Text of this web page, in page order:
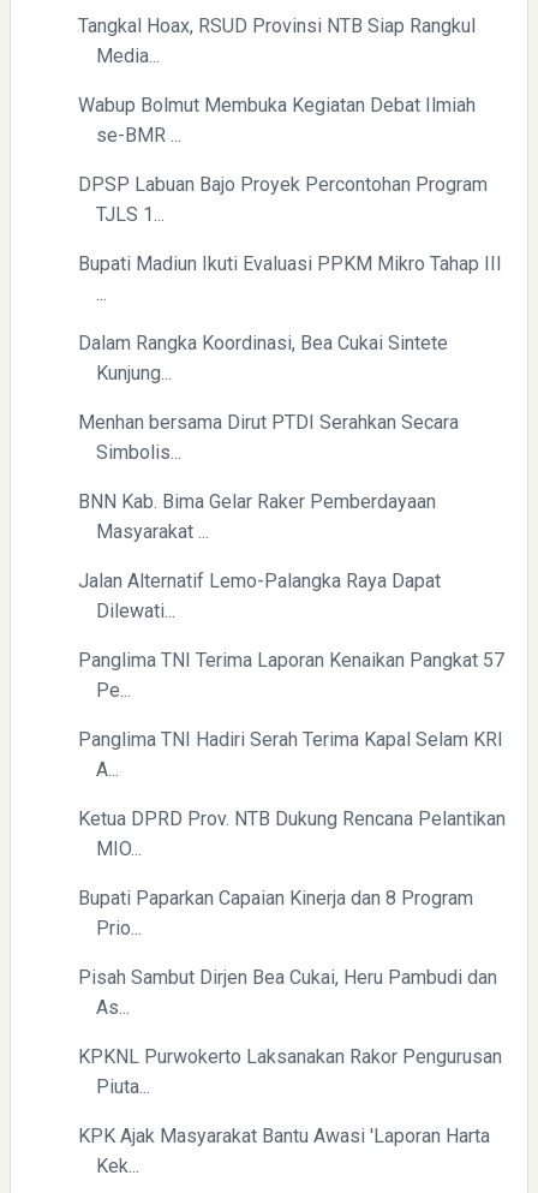
Tangkal Hoax, RSUD Provinsi NTB Siap Rangkul
Media...
Wabup Bolmut Membuka Kegiatan Debat Ilmiah
se-BMR ...
DPSP Labuan Bajo Proyek Percontohan Program
TJLS 1...
Bupati Madiun Ikuti Evaluasi PPKM Mikro Tahap III
...
Dalam Rangka Koordinasi, Bea Cukai Sintete
Kunjung...
Menhan bersama Dirut PTDI Serahkan Secara
Simbolis...
BNN Kab. Bima Gelar Raker Pemberdayaan
Masyarakat ...
Jalan Alternatif Lemo-Palangka Raya Dapat
Dilewati...
Panglima TNI Terima Laporan Kenaikan Pangkat 57
Pe...
Panglima TNI Hadiri Serah Terima Kapal Selam KRI
A...
Ketua DPRD Prov. NTB Dukung Rencana Pelantikan
MIO...
Bupati Paparkan Capaian Kinerja dan 8 Program
Prio...
Pisah Sambut Dirjen Bea Cukai, Heru Pambudi dan
As...
KPKNL Purwokerto Laksanakan Rakor Pengurusan
Piuta...
KPK Ajak Masyarakat Bantu Awasi 'Laporan Harta
Kek...